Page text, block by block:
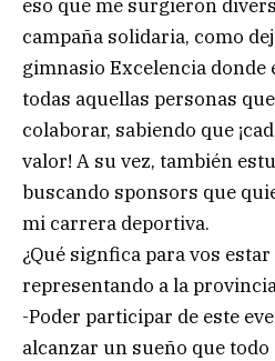
eso que me surgieron
campaña solidaria, como
gimnasio Excelencia donde
todas aquellas personas
colaborar, sabiendo que
valor! A su vez, también
buscando sponsors que
mi carrera deportiva.
¿Qué signfica para vos
representando a la
-Poder participar de este
alcanzar un sueño que